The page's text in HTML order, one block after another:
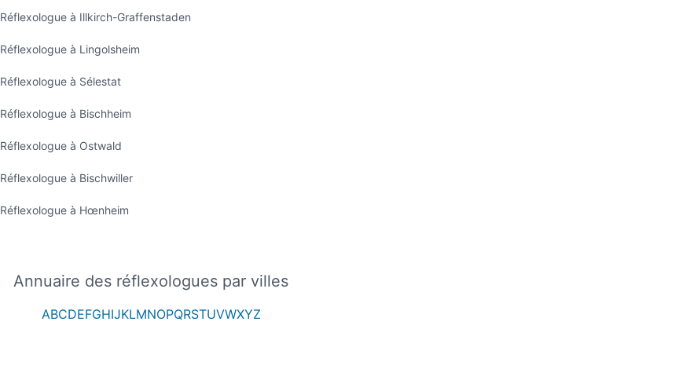
Réflexologue à Illkirch-Graffenstaden
Réflexologue à Lingolsheim
Réflexologue à Sélestat
Réflexologue à Bischheim
Réflexologue à Ostwald
Réflexologue à Bischwiller
Réflexologue à Hœnheim
Annuaire des réflexologues par villes
ABCDEFGHIJKLMNOPQRSTUVWXYZ